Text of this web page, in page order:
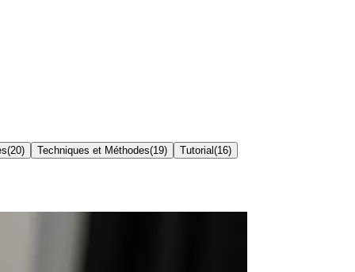
(20) Techniques et Méthodes(19) Tutorial (16)